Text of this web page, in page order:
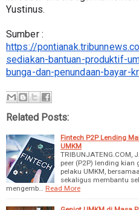
Yustinus.
https://
sediakan-bantuan-produktif-
bunga-dan-penundaan-bayar-
Related Posts:
Fintech P2P Lending
UMKM
TRIBUNJATENG.COM,
peer (P2P) lending
pelaku UMKM,
sekaligus membantu
mengemb…
Read More